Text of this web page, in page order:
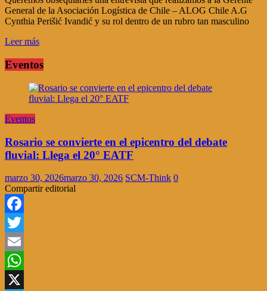
General de la Asociación Logística de Chile – ALOG Chile A.G
Cynthia Perišić Ivandić y su rol dentro de un rubro tan masculino
Leer más
Eventos
Eventos
Rosario se convierte en el epicentro del debate
fluvial: Llega el 20° EATF
marzo 30, 2026marzo 30, 2026 SCM-Think 0
Compartir editorial
Facebook
Twitter
Email
WhatsApp